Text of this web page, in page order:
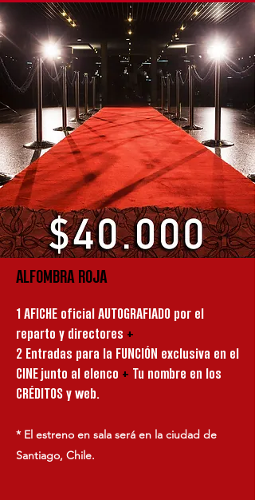
ALFOMBRA ROJA
1 AFICHE oficial AUTOGRAFIADO por el
reparto y directores +
2 Entradas para la FUNCIÓN exclusiva en el
CINE junto al elenco + Tu nombre en los
CRÉDITOS y web.
* El estreno en sala será en la ciudad de
Santiago, Chile.